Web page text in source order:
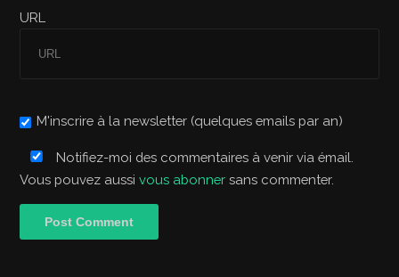
URL
M'inscrire à la newsletter (quelques emails par an)
Notifiez-moi des commentaires à venir via émail.
Vous pouvez aussivous abonner sans commenter.